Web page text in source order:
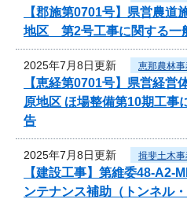
【郡施第0701号】県営農
地区 第2号工事に関する一
2025年7月8日更新 恵那農林
【恵経第0701号】県営経営
原地区 ほ場整備第10期工事
告
2025年7月8日更新 揖斐土木
【建設工事】第維委48-
ンテナンス補助（トンネル